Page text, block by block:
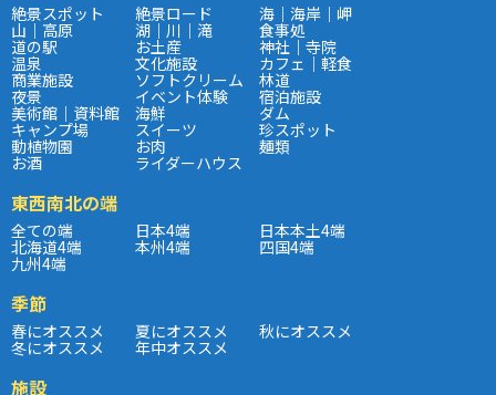
絶景スポット 絶景ロード 海｜海岸｜岬
山｜高原 湖｜川｜滝 食事処
道の駅 お土産 神社｜寺院
温泉 文化施設 カフェ｜軽食
商業施設 ソフトクリーム 林道
夜景 イベント体験 宿泊施設
美術館｜資料館 海鮮 ダム
キャンプ場 スイーツ 珍スポット
動植物園 お肉 麺類
お酒 ライダーハウス
東西南北の端
全ての端 日本4端 日本本土4端
北海道4端 本州4端 四国4端
九州4端
季節
春にオススメ 夏にオススメ 秋にオススメ
冬にオススメ 年中オススメ
施設